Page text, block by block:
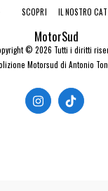
MotorSud
© 2026 Tutti i diritti
Motorsud di Antonio
SCOPRI IL NOSTRO